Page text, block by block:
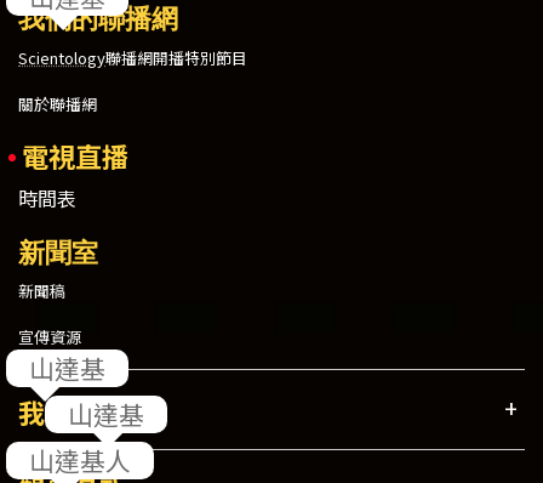
我們的聯播網
Scientology聯播網開播特別節目
關於聯播網
電視直播
時間表
新聞室
新聞稿
宣傳資源
我們的節目